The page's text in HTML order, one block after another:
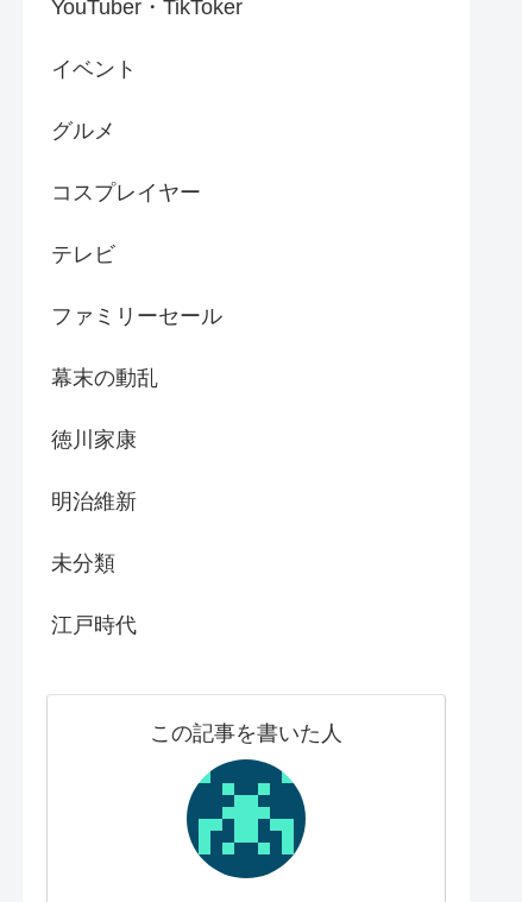
YouTuber・TikToker
イベント
グルメ
コスプレイヤー
テレビ
ファミリーセール
幕末の動乱
徳川家康
明治維新
未分類
江戸時代
この記事を書いた人